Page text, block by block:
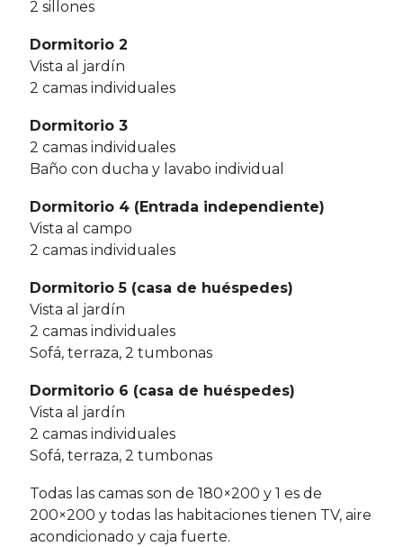
2 sillones
Dormitorio 2
Vista al jardín
2 camas individuales
Dormitorio 3
2 camas individuales
Baño con ducha y lavabo individual
Dormitorio 4 (Entrada independiente)
Vista al campo
2 camas individuales
Dormitorio 5 (casa de huéspedes)
Vista al jardín
2 camas individuales
Sofá, terraza, 2 tumbonas
Dormitorio 6 (casa de huéspedes)
Vista al jardín
2 camas individuales
Sofá, terraza, 2 tumbonas
Todas las camas son de 180×200 y 1 es de
200×200 y todas las habitaciones tienen TV, aire
acondicionado y caja fuerte.